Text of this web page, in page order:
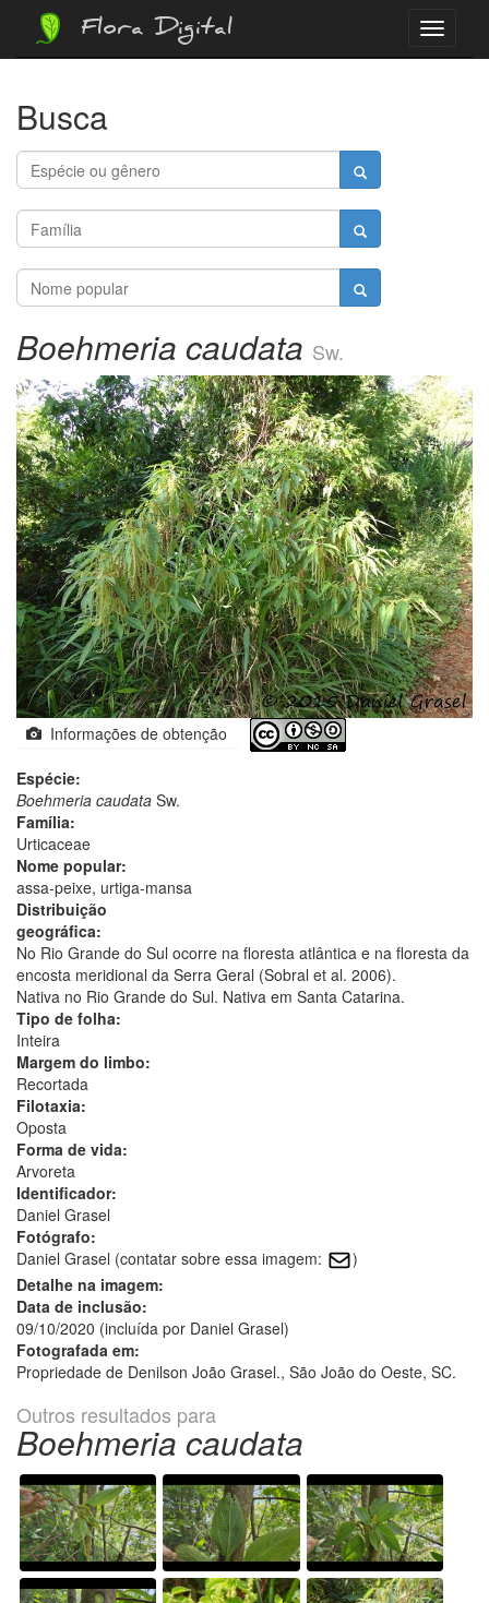
Menu
Flora Digital
Busca
Boehmeria caudata Sw.
Informações de obtenção
Espécie:
Boehmeria caudata Sw.
Família:
Urticaceae
Nome popular:
assa-peixe, urtiga-mansa
Distribuição
geográfica:
No Rio Grande do Sul ocorre na floresta atlântica e na floresta da
encosta meridional da Serra Geral (Sobral et al. 2006).
Nativa no Rio Grande do Sul. Nativa em Santa Catarina.
Tipo de folha:
Inteira
Margem do limbo:
Recortada
Filotaxia:
Oposta
Forma de vida:
Arvoreta
Identificador:
Daniel Grasel
Fotógrafo:
Daniel Grasel (contatar sobre essa imagem:
)
Detalhe na imagem:
Data de inclusão:
09/10/2020 (incluída por Daniel Grasel)
Fotografada em:
Propriedade de Denilson João Grasel., São João do Oeste, SC.
Outros resultados para
Boehmeria caudata